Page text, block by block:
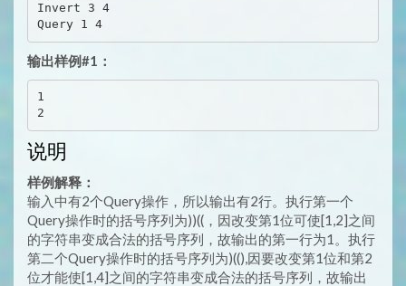
Invert 3 4
Query 1 4
输出样例#1：
1
说明
样例解释：
输入中有2个Query操作，所以输出有2行。执行第一个
Query操作时的括号序列为))((，因改变第1位可使[1,2]之间
的字符串变成合法的括号序列，故输出的第一行为1。执行
第二个Query操作时的括号序列为)((),因要改变第1位和第2
位才能使[1,4]之间的字符串变成合法的括号序列，故输出